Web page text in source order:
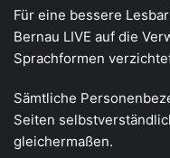
Für eine bessere
Bernau LIVE auf die
Sprachformen
Sämtliche
Seiten
gleichermaßen.